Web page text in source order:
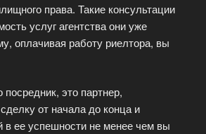
права. Такие консультации
услуг агентства они уже
оплачивая работу риелтора, вы
посредник, это партнер,
от начала до конца и
в ее успешности не менее чем вы